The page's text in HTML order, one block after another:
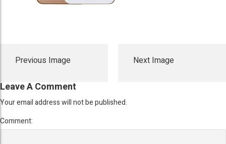
Previous Image Next Image
Leave A Comment
Your email address will not be published.
Comment: